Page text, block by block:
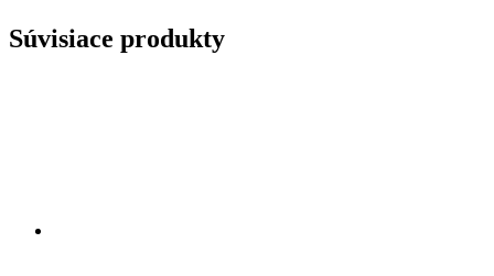
Súvisiace produkty